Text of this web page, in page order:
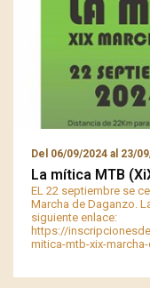
Del 06/09/2024 al 23/
La mítica MTB
EL 22 septiembre se
Marcha de Daganzo.
siguiente enlace:
https://
mitica-mtb-xix-